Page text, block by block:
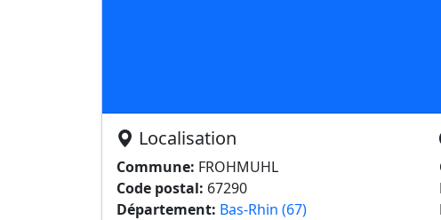
Localisation
Commune: FROHMUHL
Code postal: 67290
Département: Bas-Rhin (67)